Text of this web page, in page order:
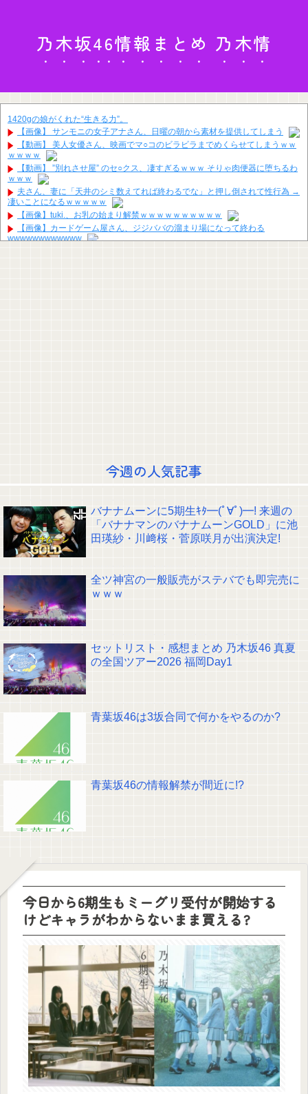
乃木坂46情報まとめ 乃木情
1420gの娘がくれた“生きる力”。
【画像】 サンモニの女子アナさん、日曜の朝から素材を提供してしまう
【動画】 美人女優さん、映画でマ○コのビラビラまでめくらせてしまうｗｗ
ｗｗｗｗ
【動画】 ”別れさせ屋” のセ○クス、凄すぎるｗｗｗ そりゃ肉便器に堕ちるわ
ｗｗｗ
夫さん、妻に「天井のシミ数えてれば終わるでな」と押し倒されて性行為 →
凄いことになるｗｗｗｗｗ
【画像】tuki.、お乳の始まり解禁ｗｗｗｗｗｗｗｗｗｗ
【画像】カードゲーム屋さん、ジジババの溜まり場になって終わる
wwwwwwwwwwww
藤森「バナナマンさんかな？おしゃれ～～～！」 筒井「そうです！」8/9放
クレバテスⅡ-魔獣の王と偽りの勇者伝承- 第4話 感想：敵を探すよりトアの
書を餌に誘き出す作戦！
【画像】顔100点、体30点の女ｗｗｗ
【元日向坂46】ジャンボさん、某OGと新番組始動へ！！
【櫻坂46】山田桃実からお知らせ
Powered by livedoor 相互RSS
今週の人気記事
バナナムーンに5期生ｷﾀ━(ﾟ∀ﾟ)━! 来週の
「バナナマンのバナナムーンGOLD」に池
田瑛紗・川﨑桜・菅原咲月が出演決定!
全ツ神宮の一般販売がステバでも即完売に
ｗｗｗ
セットリスト・感想まとめ 乃木坂46 真夏
の全国ツアー2026 福岡Day1
青葉坂46は3坂合同で何かをやるのか?
青葉坂46の情報解禁が間近に!?
今日から6期生もミーグリ受付が開始する
けどキャラがわからないまま買える?